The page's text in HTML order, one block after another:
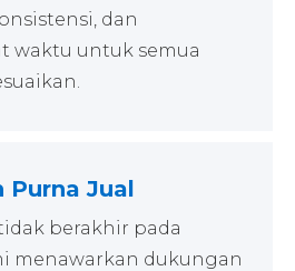
dan
waktu untuk semua
Purna Jual
berakhir pada
menawarkan dukungan